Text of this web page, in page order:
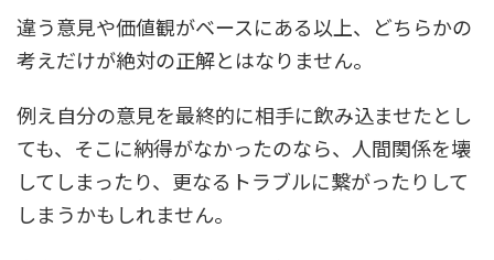
違う意見や価値観がベースにある以上、どちらかの
考えだけが絶対の正解とはなりません。
例え自分の意見を最終的に相手に飲み込ませたとし
ても、そこに納得がなかったのなら、人間関係を壊
してしまったり、更なるトラブルに繋がったりして
しまうかもしれません。